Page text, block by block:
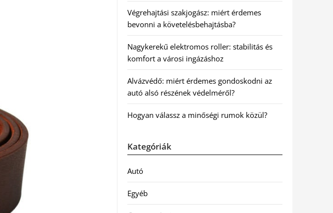
Végrehajtási szakjogász: miért érdemes
bevonni a követelésbehajtásba?
Nagykerekű elektromos roller: stabilitás és
komfort a városi ingázáshoz
Alvázvédő: miért érdemes gondoskodni az
autó alsó részének védelméről?
Hogyan válassz a minőségi rumok közül?
Kategóriák
Autó
Egyéb